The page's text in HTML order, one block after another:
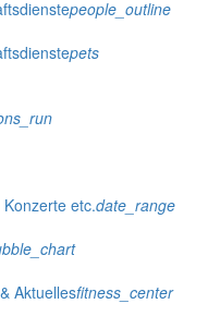
people_outline
pets
etc.date_range
Aktuellesfitness_center